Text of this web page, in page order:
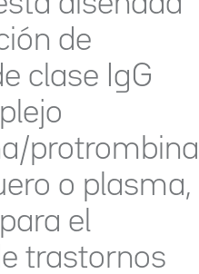
de
clase IgG
protrombina
o plasma,
el
trastornos